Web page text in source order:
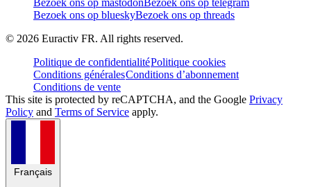
Bezoek ons op mastodonBezoek ons op telegram
Bezoek ons op blueskyBezoek ons op threads
© 2026 Euractiv FR. All rights reserved.
Politique de confidentialitéPolitique cookies
Conditions généralesConditions d’abonnement
Conditions de vente
This site is protected by reCAPTCHA, and the Google Privacy
Policy and Terms of Service apply.
Français